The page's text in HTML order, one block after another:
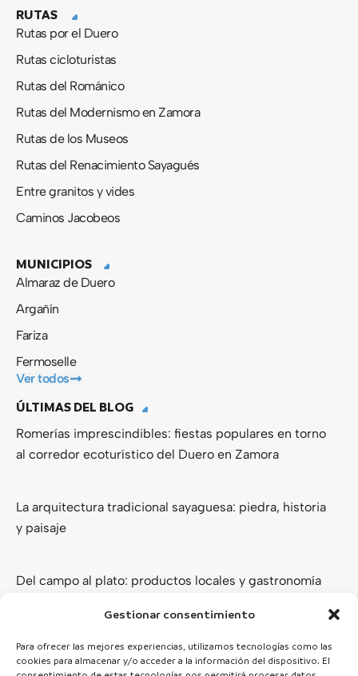
Gestionar consentimiento
Para ofrecer las mejores experiencias, utilizamos tecnologías como las
cookies para almacenar y/o acceder a la información del dispositivo. El
RUTAS
Rutas por el Duero
Rutas cicloturistas
Rutas del Románico
Rutas del Modernismo en Zamora
Rutas de los Museos
Rutas del Renacimiento Sayagués
Entre granitos y vides
Caminos Jacobeos
MUNICIPIOS
Almaraz de Duero
Argañín
Fariza
Fermoselle
Ver todos
ÚLTIMAS DEL BLOG
Romerías imprescindibles: fiestas populares en torno
al corredor ecoturístico del Duero en Zamora
La arquitectura tradicional sayaguesa: piedra, historia
y paisaje
Del campo al plato: productos locales y gastronomía